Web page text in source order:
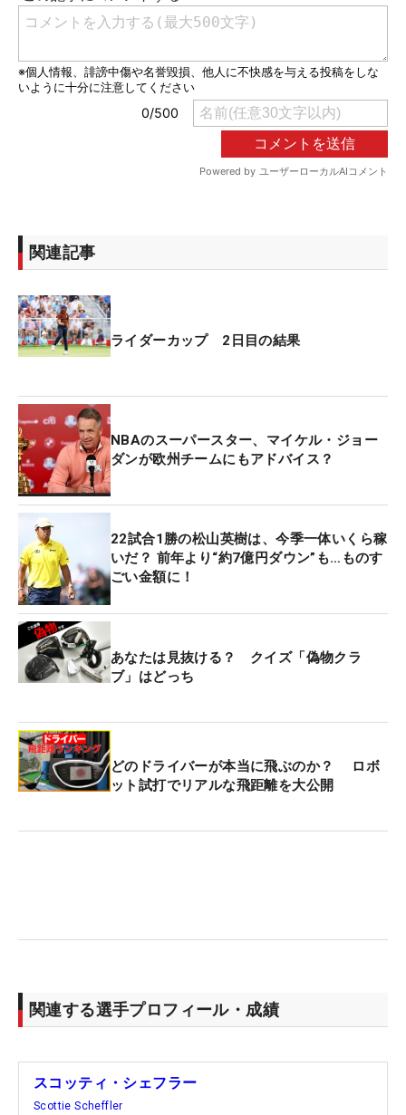
関連記事
ライダーカップ 2日目の結果
NBAのスーパースター、マイケル・ジョー
ダンが欧州チームにもアドバイス？
22試合1勝の松山英樹は、今季一体いくら稼
いだ？ 前年より“約7億円ダウン”も…ものす
ごい金額に！
あなたは見抜ける？ クイズ「偽物クラ
ブ」はどっち
どのドライバーが本当に飛ぶのか？ ロボ
ット試打でリアルな飛距離を大公開
関連する選手プロフィール・成績
スコッティ・シェフラー
Scottie Scheffler